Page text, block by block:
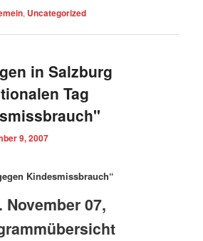
, Uncategorized
in Salzburg
Tag
9, 2007
Kindesmissbrauch“
November 07,